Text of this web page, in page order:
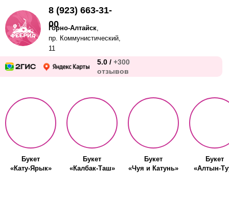
5.0 / +300
отзывов
Горно-Алтайск,
пр. Коммунистический,
11
8 (923) 663-31-
00
Букет
«Кату-Ярык»
Букет
«Калбак-Таш»
Букет
«Чуя и Катунь»
Букет
«Алтын-